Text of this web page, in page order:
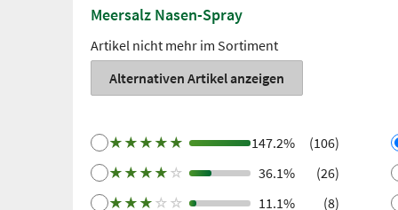
Meersalz Nasen-Spray
Artikel nicht mehr im Sortiment
Alternativen Artikel anzeigen
★ ★ ★ ★ ★ 147.2%
(106)
★ ★ ★ ★ ☆ 36.1%
(26)
★ ★ ★ ☆ ☆ 11.1%
(8)